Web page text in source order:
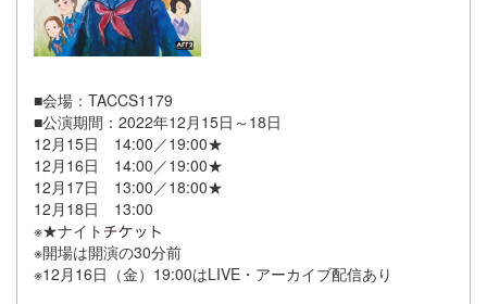
■会場：TACCS1179
■公演期間：2022年12月15日～18日
12月15日 14:00／19:00★
12月16日 14:00／19:00★
12月17日 13:00／18:00★
12月18日 13:00
※★ナイト
※開場は開演の30分前
※12月16日（金）19:00はLIVE・アーカイブ配信あり